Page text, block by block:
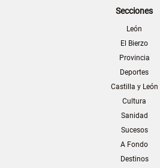
Secciones
León
El Bierzo
Provincia
Deportes
Castilla y León
Cultura
Sanidad
Sucesos
A Fondo
Destinos